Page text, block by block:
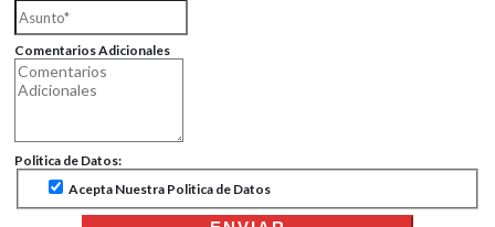
Comentarios Adicionales
Politica de Datos:
Acepta Nuestra Politica de Datos